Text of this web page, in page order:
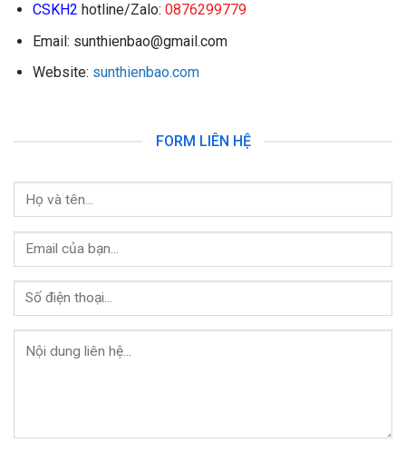
CSKH2 hotline/Zalo: 0876299779
Email: sunthienbao@gmail.com
Website: sunthienbao.com
FORM LIÊN HỆ